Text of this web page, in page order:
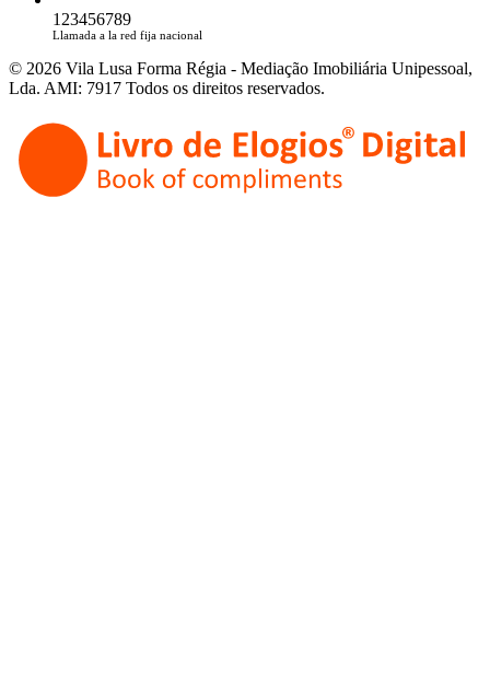
123456789
Llamada a la red fija nacional
© 2026 Vila Lusa Forma Régia - Mediação Imobiliária Unipessoal,
Lda. AMI: 7917 Todos os direitos reservados.